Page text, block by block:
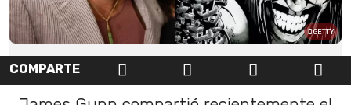
GETTY
COMPARTE